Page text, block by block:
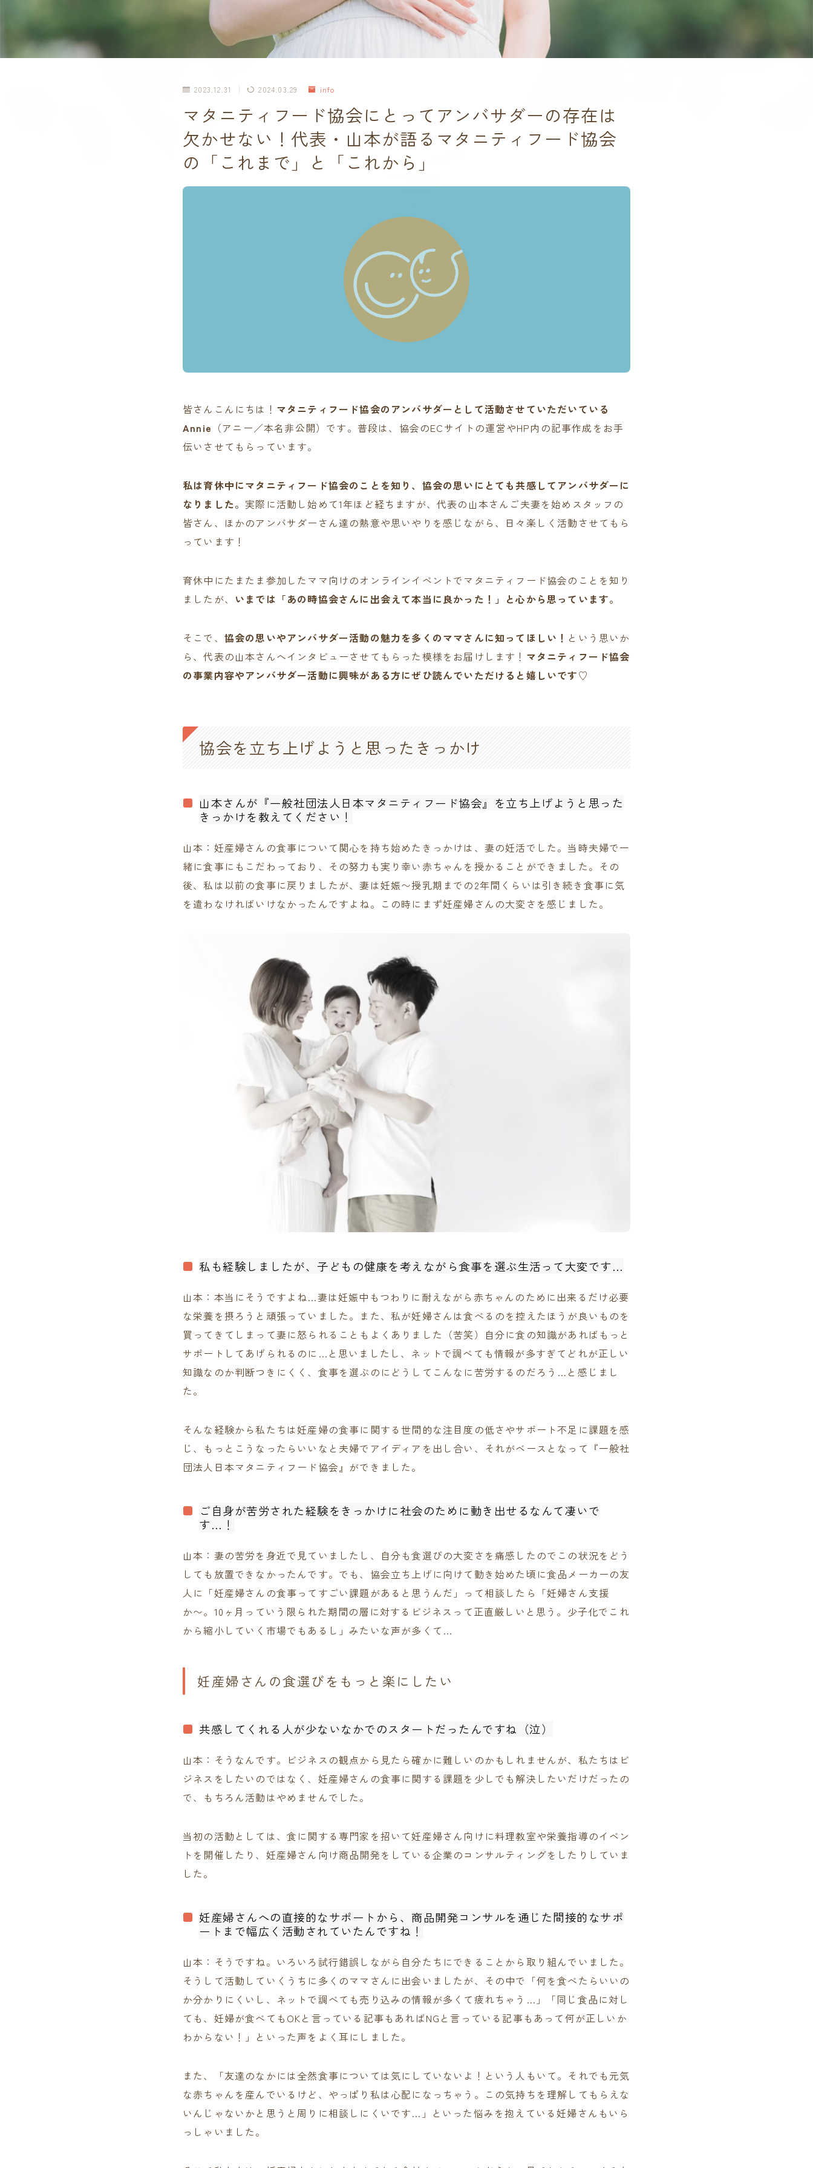
2023.12.31 2024.03.29 info
マタニティフード協会にとってアンバサダーの存在は
欠かせない！代表・山本が語るマタニティフード協会
の「これまで」と「これから」
皆さんこんにちは！ マタニティフード協会のアンバサダーとして活動させていただいている
Annie （アニー／本名非公開）です。普段は、協会のECサイトの運営やHP内の記事作成をお手
伝いさせてもらっています。
私は育休中にマタニティフード協会のことを知り、協会の思いにとても共感してアンバサダーに
なりました。 実際に活動し始めて1年ほど経ちますが、代表の山本さんご夫妻を始めスタッフの
皆さん、ほかのアンバサダーさん達の熱意や思いやりを感じながら、日々楽しく活動させてもら
っています！
育休中にたまたま参加したママ向けのオンラインイベントでマタニティフード協会のことを知り
ましたが、 いまでは「あの時協会さんに出会えて本当に良かった！」と心から思っています。
そこで、 協会の思いやアンバサダー活動の魅力を多くのママさんに知ってほしい！ という思いか
ら、代表の山本さんへインタビューさせてもらった模様をお届けします！ マタニティフード協会
の事業内容やアンバサダー活動に興味がある方にぜひ読んでいただけると嬉しいです♡
協会を立ち上げようと思ったきっかけ
山本さんが『一般社団法人日本マタニティフード協会』を立ち上げようと思った
きっかけを教えてください！
山本：妊産婦さんの食事について関心を持ち始めたきっかけは、妻の妊活でした。当時夫婦で一
緒に食事にもこだわっており、その努力も実り幸い赤ちゃんを授かることができました。その
後、私は以前の食事に戻りましたが、妻は妊娠〜授乳期までの2年間くらいは引き続き食事に気
を遣わなければいけなかったんですよね。この時にまず妊産婦さんの大変さを感じました。
私も経験しましたが、子どもの健康を考えながら食事を選ぶ生活って大変です…
山本：本当にそうですよね…妻は妊娠中もつわりに耐えながら赤ちゃんのために出来るだけ必要
な栄養を摂ろうと頑張っていました。また、私が妊婦さんは食べるのを控えたほうが良いものを
買ってきてしまって妻に怒られることもよくありました（苦笑）自分に食の知識があればもっと
サポートしてあげられるのに…と思いましたし、ネットで調べても情報が多すぎてどれが正しい
知識なのか判断つきにくく、食事を選ぶのにどうしてこんなに苦労するのだろう…と感じまし
た。
そんな経験から私たちは妊産婦の食事に関する世間的な注目度の低さやサポート不足に課題を感
じ、もっとこうなったらいいなと夫婦でアイディアを出し合い、それがベースとなって『一般社
団法人日本マタニティフード協会』ができました。
ご自身が苦労された経験をきっかけに社会のために動き出せるなんて凄いで
す…！
山本：妻の苦労を身近で見ていましたし、自分も食選びの大変さを痛感したのでこの状況をどう
しても放置できなかったんです。でも、協会立ち上げに向けて動き始めた頃に食品メーカーの友
人に「妊産婦さんの食事ってすごい課題があると思うんだ」って相談したら「妊婦さん支援
か〜。10ヶ月っていう限られた期間の層に対するビジネスって正直厳しいと思う。少子化でこれ
から縮小していく市場でもあるし」みたいな声が多くて…
妊産婦さんの食選びをもっと楽にしたい
共感してくれる人が少ないなかでのスタートだったんですね（泣）
山本：そうなんです。ビジネスの観点から見たら確かに難しいのかもしれませんが、私たちはビ
ジネスをしたいのではなく、妊産婦さんの食事に関する課題を少しでも解決したいだけだったの
で、もちろん活動はやめませんでした。
当初の活動としては、食に関する専門家を招いて妊産婦さん向けに料理教室や栄養指導のイベン
トを開催したり、妊産婦さん向け商品開発をしている企業のコンサルティングをしたりしていま
した。
妊産婦さんへの直接的なサポートから、商品開発コンサルを通じた間接的なサポ
ートまで幅広く活動されていたんですね！
山本：そうですね。いろいろ試行錯誤しながら自分たちにできることから取り組んでいました。
そうして活動していくうちに多くのママさんに出会いましたが、その中で「何を食べたらいいの
か分かりにくいし、ネットで調べても売り込みの情報が多くて疲れちゃう…」「同じ食品に対し
ても、妊婦が食べてもOKと言っている記事もあればNGと言っている記事もあって何が正しいか
わからない！」といった声をよく耳にしました。
また、「友達のなかには全然食事については気にしていないよ！という人もいて。それでも元気
な赤ちゃんを産んでいるけど、やっぱり私は心配になっちゃう。この気持ちを理解してもらえな
いんじゃないかと思うと周りに相談しにくいです…」といった悩みを抱えている妊婦さんもいら
っしゃいました。